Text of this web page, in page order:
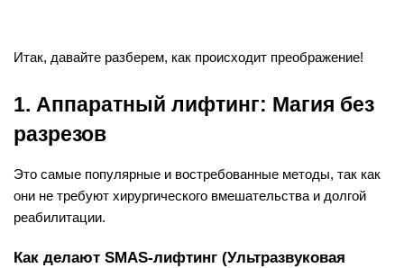
Итак, давайте разберем, как происходит преображение!
1. Аппаратный лифтинг: Магия без
разрезов
Это самые популярные и востребованные методы, так как
они не требуют хирургического вмешательства и долгой
реабилитации.
Как делают SMAS-лифтинг (Ультразвуковая